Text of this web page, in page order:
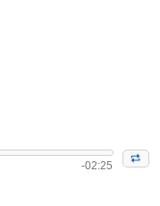
-02:25